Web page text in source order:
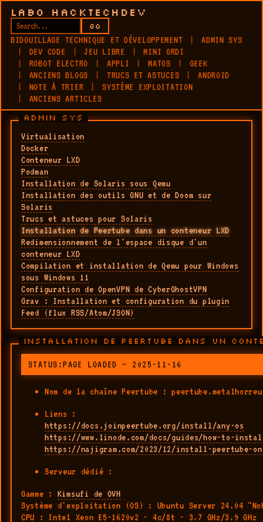
LABO HACKTECHDEV
GO
BIDOUILLAGE TECHNIQUE ET DÉVELOPPEMENT
ADMIN SYS
DEV CODE
JEU LIBRE
MINI ORDI
ROBOT ELECTRO
APPLI MATOS
GEEK
ANCIENS BLOGS
TRUCS ET ASTUCES
ANDROID
NOTE À TRIER
SYSTÈME EXPLOITATION
ANCIENS ARTICLES
ADMIN SYS
Virtualisation
Docker
Conteneur LXD
Podman
Installation de Solaris sous Qemu
Installation des outils GNU et de Doom sur
Solaris
Trucs et astuces pour Solaris
Installation de Peertube dans un conteneur LXD
Redimensionnement de l'espace disque d'un
conteneur LXD
Compilation et installation de Qemu pour Windows
sous Windows 11
Configuration de OpenVPN de CyberGhostVPN
Grav : Installation et configuration du plugin
Feed (flux RSS/Atom/JSON)
INSTALLATION DE PEERTUBE DANS UN
STATUS:PAGE LOADED — 2025-11-16
Nom de la chaîne Peertube :
Liens :
https://docs.joinpeertube.org/install/any-os
https://www.linode.com/docs/guides/how-to-
https://najigram.com/2023/12/install-peertube-
Serveur dédié :
Gamme : Kimsufi de OVH
Système d'exploitation (OS) : Ubuntu Server 24.04
CPU : Intel Xeon E5-1620v2 - 4c/8t - 3.7 GHz/3.9 GHz